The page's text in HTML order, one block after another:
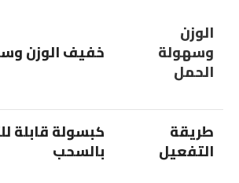
الوزن
وسهولة
الحمل
خفيف الوزن
طريقة
التفعيل
كبسولة قابلة
بالسحب